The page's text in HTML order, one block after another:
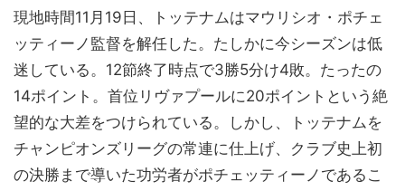
現地時間11月19日、トッテナムはマウリシオ・ポチェ
ッティーノ監督を解任した。たしかに今シーズンは低
迷している。12節終了時点で3勝5分け4敗。たったの
14ポイント。首位リヴァプールに20ポイントという絶
望的な大差をつけられている。しかし、トッテナムを
チャンピオンズリーグの常連に仕上げ、クラブ史上初
の決勝まで導いた功労者がポチェッティーノであるこ